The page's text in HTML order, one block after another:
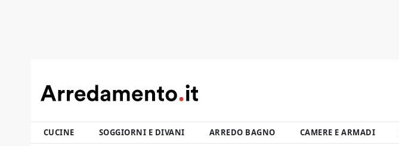
CUCINE SOGGIORNI E DIVANI ARREDO BAGNO CAMERE E ARMADI